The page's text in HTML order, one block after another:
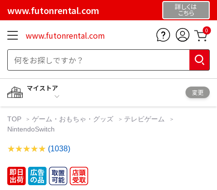
www.futonrental.com 詳しくは
こちら
www.futonrental.com 0
マイストア
変更
TOP ゲーム・おもちゃ・グッズ
テレビゲーム
NintendoSwitch
(1038)